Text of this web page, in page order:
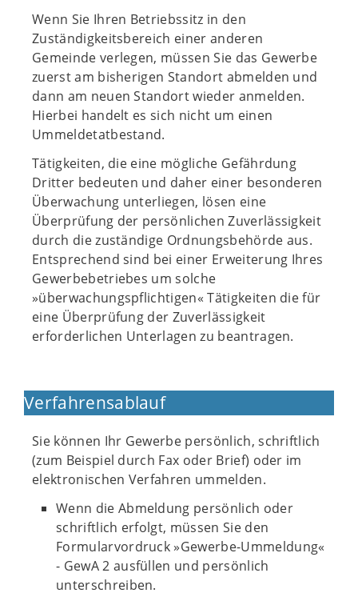
Wenn Sie Ihren Betriebssitz in den
Zuständigkeitsbereich einer anderen
Gemeinde verlegen, müssen Sie das Gewerbe
zuerst am bisherigen Standort abmelden und
dann am neuen Standort wieder anmelden.
Hierbei handelt es sich nicht um einen
Ummeldetatbestand.
Tätigkeiten, die eine mögliche Gefährdung
Dritter bedeuten und daher einer besonderen
Überwachung unterliegen, lösen eine
Überprüfung der persönlichen Zuverlässigkeit
durch die zuständige Ordnungsbehörde aus.
Entsprechend sind bei einer Erweiterung Ihres
Gewerbebetriebes um solche
»überwachungspflichtigen« Tätigkeiten die für
eine Überprüfung der Zuverlässigkeit
erforderlichen Unterlagen zu beantragen.
Verfahrensablauf
Sie können Ihr Gewerbe persönlich, schriftlich
(zum Beispiel durch Fax oder Brief) oder im
elektronischen Verfahren ummelden.
Wenn die Abmeldung persönlich oder
schriftlich erfolgt, müssen Sie den
Formularvordruck »Gewerbe-Ummeldung«
- GewA 2 ausfüllen und persönlich
unterschreiben.